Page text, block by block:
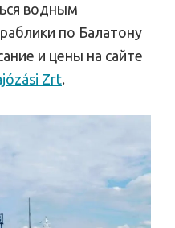
водным
по Балатону
и цены на сайте
Zrt.